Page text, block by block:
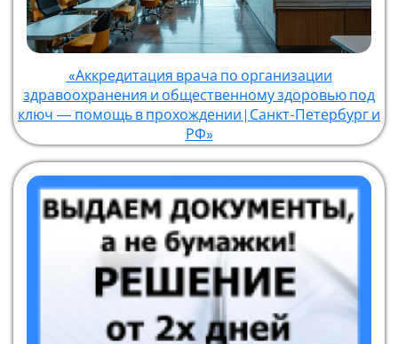
«Аккредитация врача по организации
здравоохранения и общественному здоровью под
ключ — помощь в прохождении | Санкт-Петербург и
РФ»